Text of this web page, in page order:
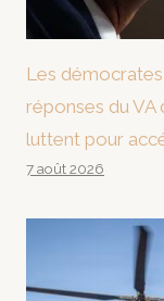
Les
réponses du VA
luttent pour
7 août 2026